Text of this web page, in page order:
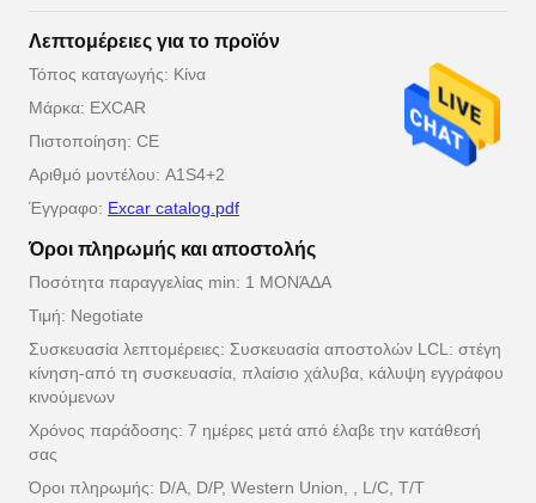
Λεπτομέρειες για το προϊόν
Τόπος καταγωγής: Κίνα
Μάρκα: EXCAR
Πιστοποίηση: CE
Αριθμό μοντέλου: A1S4+2
Έγγραφο: Excar catalog.pdf
Όροι πληρωμής και αποστολής
Ποσότητα παραγγελίας min: 1 ΜΟΝΆΔΑ
Τιμή: Negotiate
Συσκευασία λεπτομέρειες: Συσκευασία αποστολών LCL: στέγη
κίνηση-από τη συσκευασία, πλαίσιο χάλυβα, κάλυψη εγγράφου
κινούμενων
Χρόνος παράδοσης: 7 ημέρες μετά από έλαβε την κατάθεσή
σας
Όροι πληρωμής: D/A, D/P, Western Union, , L/C, T/T